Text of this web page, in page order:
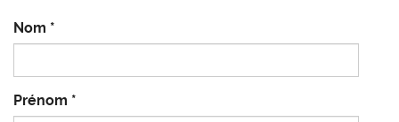
Nom *
Prénom *